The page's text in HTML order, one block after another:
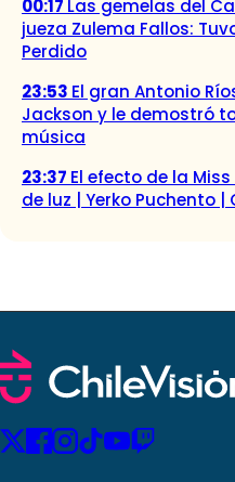
00:17 Las gemelas del
jueza Zulema Fallos:
Perdido
23:53 El gran Antonio
Jackson y le demostró
música
23:37 El efecto de la
de luz | Yerko Puchento